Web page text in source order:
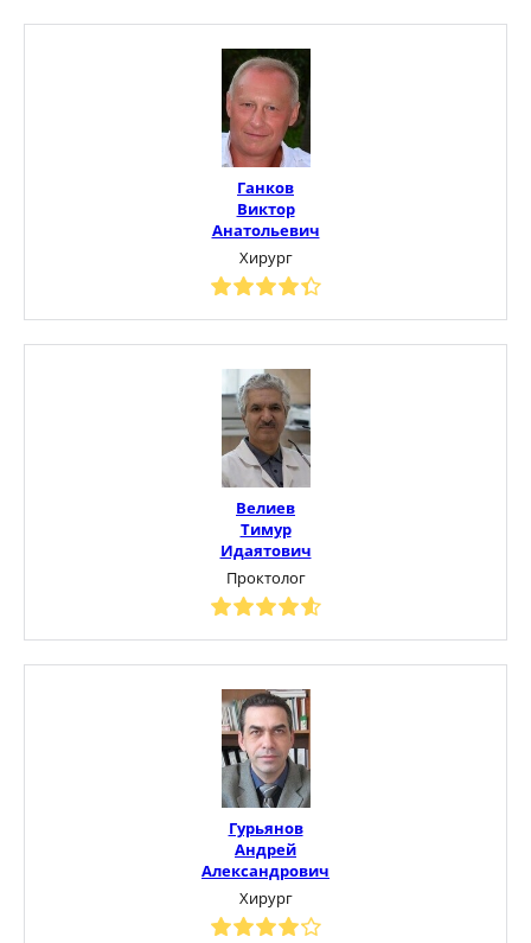
Ганков
Виктор
Анатольевич
Хирург
Велиев
Тимур
Идаятович
Проктолог
Гурьянов
Андрей
Александрович
Хирург